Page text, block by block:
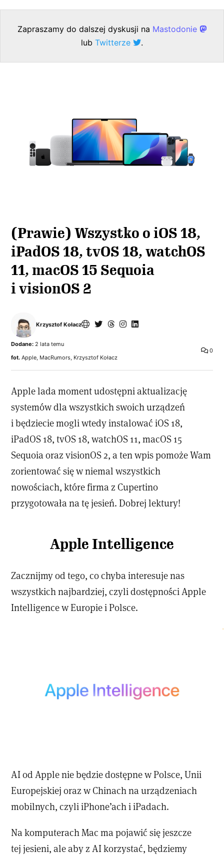
Zapraszamy do dalszej dyskusji na Mastodonie
lub Twitterze .
(Prawie) Wszystko o iOS 18,
iPadOS 18, tvOS 18, watchOS
11, macOS 15 Sequoia
i visionOS 2
Krzysztof Kołacz
0
Dodane: 2 lata temu
fot. Apple, MacRumors, Krzysztof Kołacz
Apple lada moment udostępni aktualizację
systemów dla wszystkich swoich urządzeń
i będziecie mogli wtedy instalować iOS 18,
iPadOS 18, tvOS 18, watchOS 11, macOS 15
Sequoia oraz visionOS 2, a ten wpis pomoże Wam
zorientować się w niemal wszystkich
nowościach, które firma z Cupertino
przygotowała na tę jesień. Dobrej lektury!
Apple Intelligence
Zacznijmy od tego, co chyba interesuje nas
wszystkich najbardziej, czyli dostępności Apple
Intelligence w Europie i Polsce.
AI od Apple nie będzie dostępne w Polsce, Unii
Europejskiej oraz w Chinach na urządzeniach
mobilnych, czyli iPhone’ach i iPadach.
Na komputerach Mac ma pojawić się jeszcze
tej jesieni, ale aby z AI korzystać, będziemy